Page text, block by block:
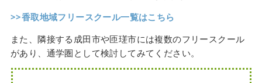
>>香取地域フリースクール一覧はこちら
また、隣接する成田市や匝瑳市には複数のフリースクール
があり、通学圏として検討してみてください。